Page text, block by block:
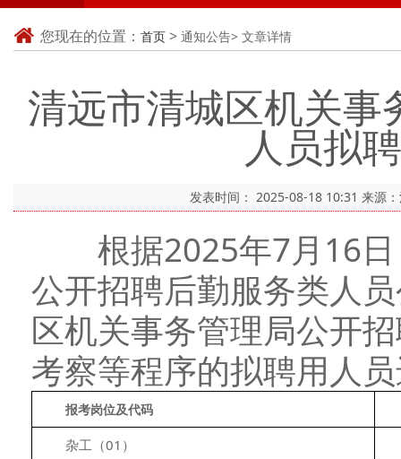
您现在的位置： 首页 > 通知公告> 文章详情
清远市清城区机关
人员拟
发表时间： 2025-08-18 10:31 来源
根据2025年7月16日
公开招聘后勤服务类人
区机关事务管理局公开
考察等程序的拟聘用人
报考岗位及代码
杂工（01）